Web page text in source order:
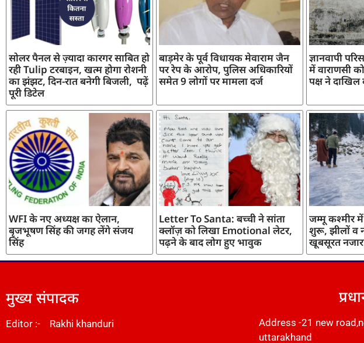
सोलर पैनल से ज़्यादा कारगर साबित हो
रही Tulip टरबाइन, खत्म होगा रोशनी
का झंझट, दिन-रात बनेगी बिजली, पढ़ें
पूरी डिटेल
बाड़मेर के पूर्व विधायक मेवाराम जैन
पर रेप के आरोप, पुलिस अधिकारियों
समेत 9 लोगों पर मामला दर्ज
ज्ञानवापी
में वाराणसी
पक्ष ने दाखिल
WFI के नए अध्यक्ष का ऐलान,
बृजभूषण सिंह की जगह लेंगे संजय
सिंह
Letter To Santa: बच्ची ने सांता
क्लॉज़ को लिखा Emotional लेटर,
पढ़ने के बाद लोग हुए भावुक
जम्मू कश्मीर
शुरू, झीलों व
खूबसूरत
मुख्य संपादक
Editor :- Rakhi khanduri
Address -21 new
uttarakhand